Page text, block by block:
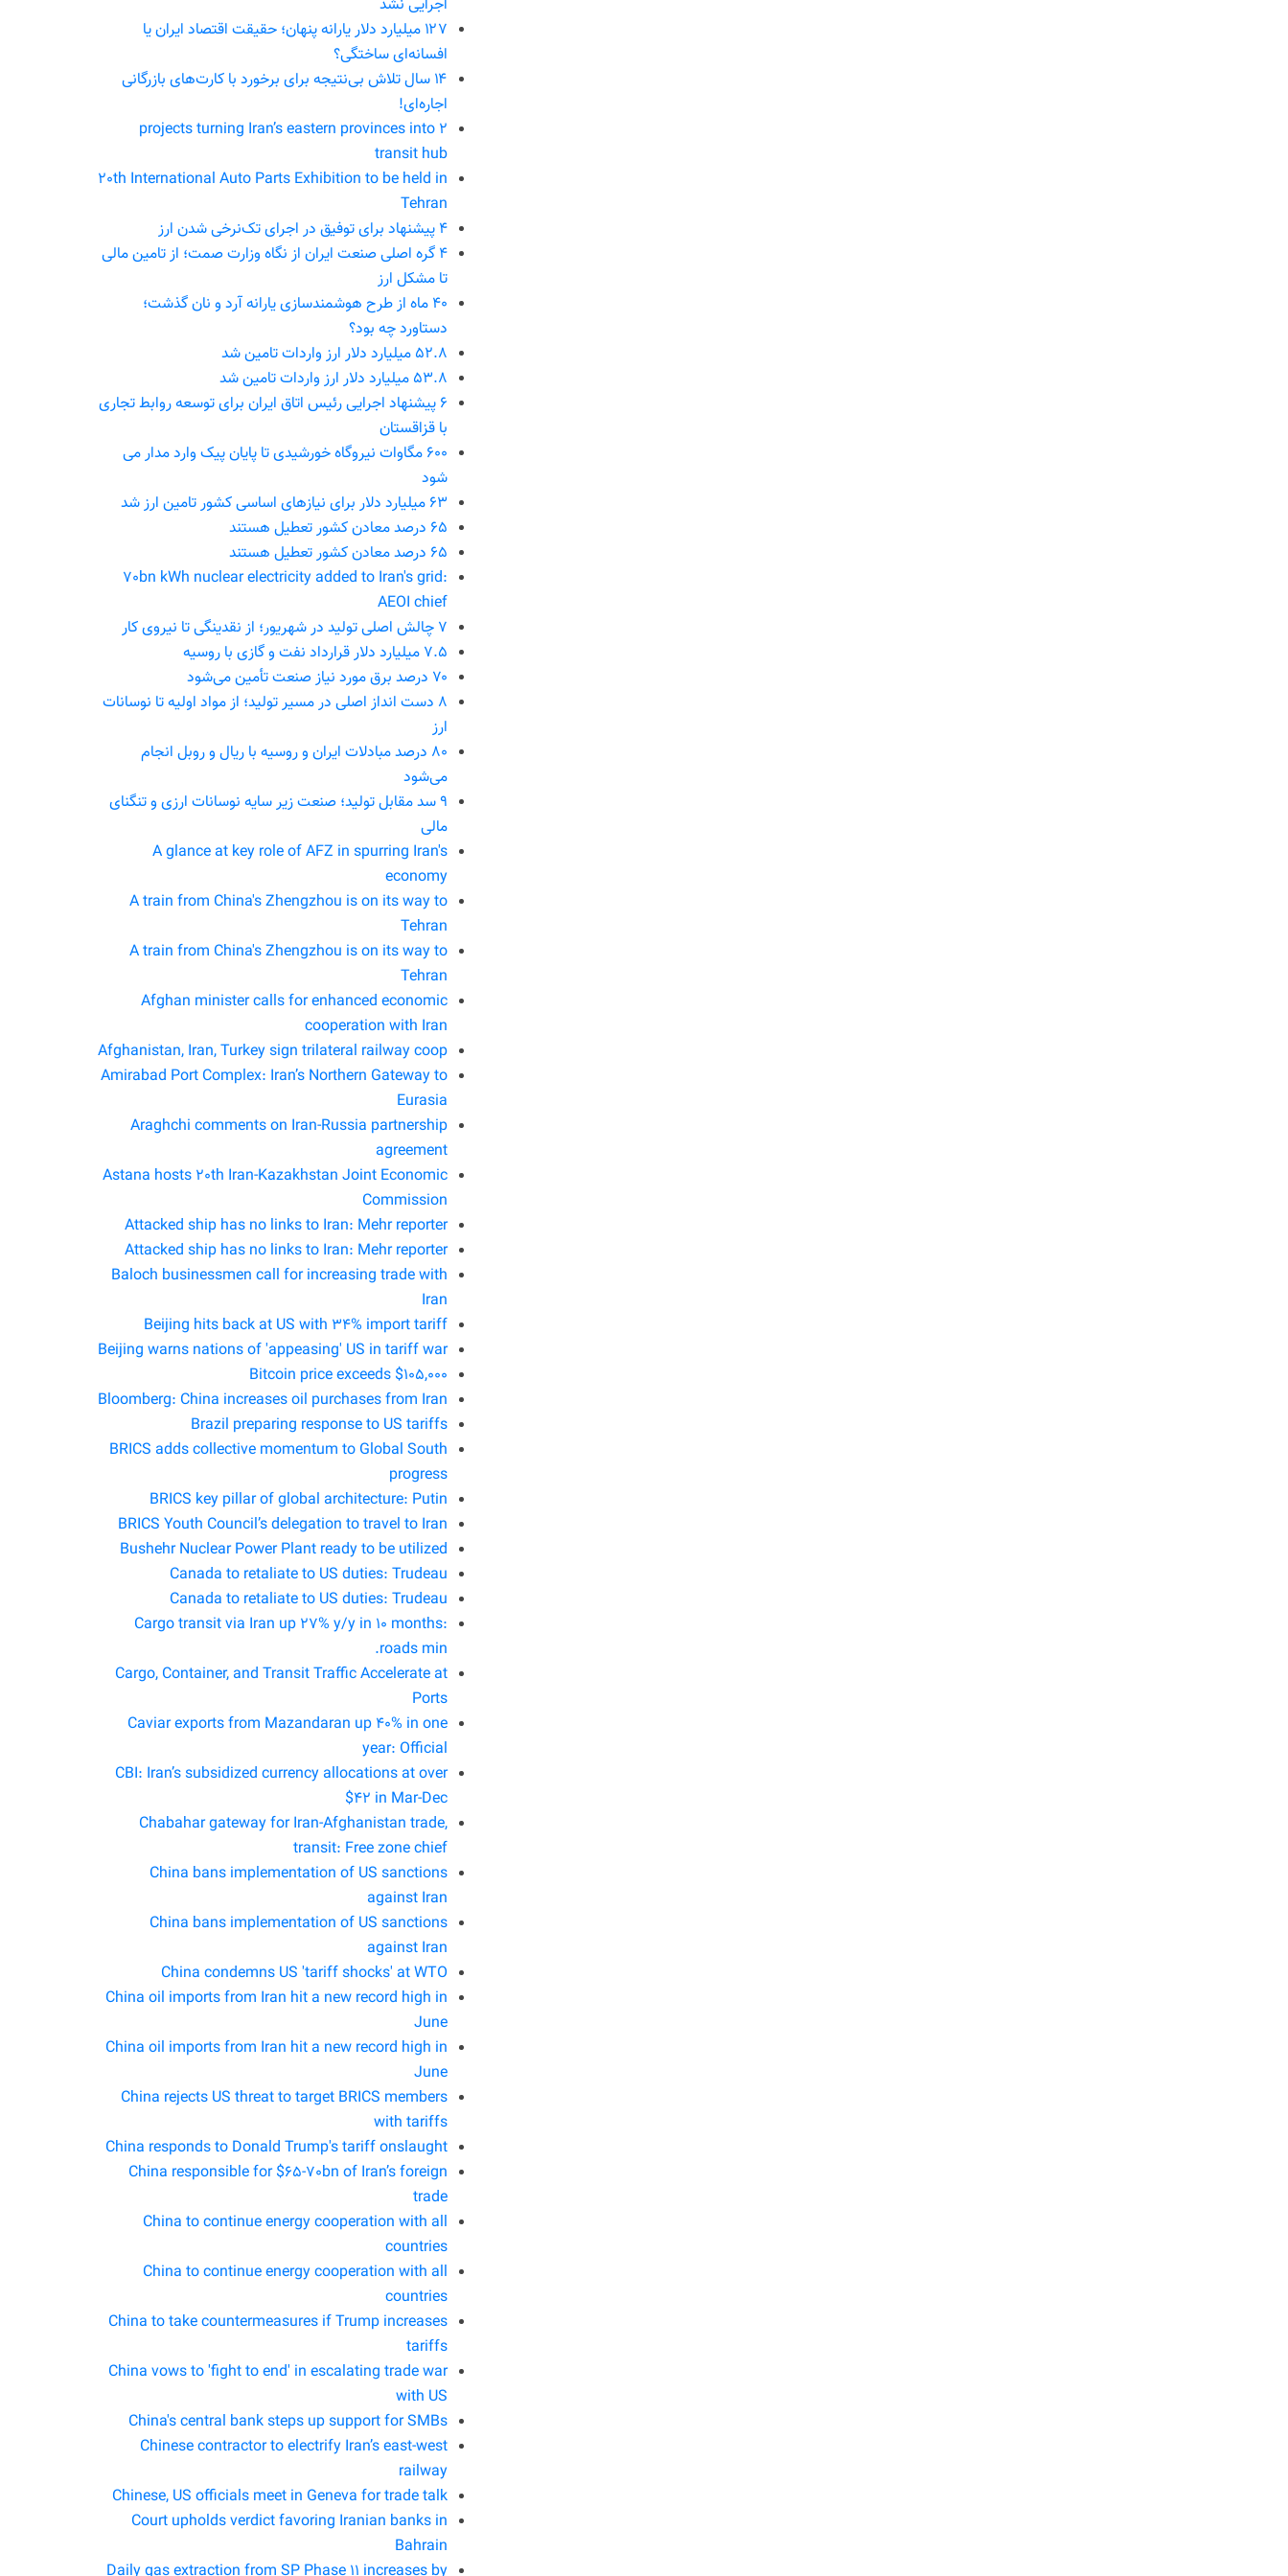
اجرایی نشد
۱۲۷ میلیارد دلار یارانه پنهان؛ حقیقت اقتصاد ایران یا
افسانه‌ای ساختگی؟
۱۴ سال تلاش بی‌نتیجه برای برخورد با کارت‌های بازرگانی
اجاره‌ای!
2 projects turning Iran’s eastern provinces into
transit hub
20th International Auto Parts Exhibition to be held in
Tehran
۴ پیشنهاد برای توفیق در اجرای تک‌نرخی شدن ارز
۴ گره اصلی صنعت ایران از نگاه وزارت صمت؛ از تامین مالی
تا مشکل ارز
۴۰ ماه از طرح هوشمندسازی یارانه آرد و نان گذشت؛
دستاورد چه بود؟
۵۲.۸ میلیارد دلار ارز واردات تامین شد
۵۳.۸ میلیارد دلار ارز واردات تامین شد
۶ پیشنهاد اجرایی رئیس اتاق ایران برای توسعه روابط تجاری
با قزاقستان
۶۰۰ مگاوات نیروگاه خورشیدی تا پایان پیک وارد مدار می
شود
۶۳ میلیارد دلار برای نیازهای اساسی کشور تامین ارز شد
۶۵ درصد معادن کشور تعطیل هستند
۶۵ درصد معادن کشور تعطیل هستند
70bn kWh nuclear electricity added to Iran's grid:
AEOI chief
۷ چالش اصلی تولید در شهریور؛ از نقدینگی تا نیروی کار
۷.۵ میلیارد دلار قرارداد نفت و گازی با روسیه
۷۰ درصد برق مورد نیاز صنعت تأمین می‌شود
۸ دست انداز اصلی در مسیر تولید؛ از مواد اولیه تا نوسانات
ارز
۸۰ درصد مبادلات ایران و روسیه با ریال و روبل انجام
می‌شود
۹ سد مقابل تولید؛ صنعت زیر سایه نوسانات ارزی و تنگنای
مالی
A glance at key role of AFZ in spurring Iran's
economy
A train from China's Zhengzhou is on its way to
Tehran
A train from China's Zhengzhou is on its way to
Tehran
Afghan minister calls for enhanced economic
cooperation with Iran
Afghanistan, Iran, Turkey sign trilateral railway coop
Amirabad Port Complex: Iran’s Northern Gateway to
Eurasia
Araghchi comments on Iran-Russia partnership
agreement
Astana hosts 20th Iran-Kazakhstan Joint Economic
Commission
Attacked ship has no links to Iran: Mehr reporter
Attacked ship has no links to Iran: Mehr reporter
Baloch businessmen call for increasing trade with
Iran
Beijing hits back at US with 34% import tariff
Beijing warns nations of 'appeasing' US in tariff war
Bitcoin price exceeds $105,000
Bloomberg: China increases oil purchases from Iran
Brazil preparing response to US tariffs
BRICS adds collective momentum to Global South
progress
BRICS key pillar of global architecture: Putin
BRICS Youth Council’s delegation to travel to Iran
Bushehr Nuclear Power Plant ready to be utilized
Canada to retaliate to US duties: Trudeau
Canada to retaliate to US duties: Trudeau
Cargo transit via Iran up 27% y/y in 10 months:
roads min.
Cargo, Container, and Transit Traffic Accelerate at
Ports
Caviar exports from Mazandaran up 40% in one
year: Official
CBI: Iran’s subsidized currency allocations at over
$42 in Mar-Dec
Chabahar gateway for Iran-Afghanistan trade,
transit: Free zone chief
China bans implementation of US sanctions
against Iran
China bans implementation of US sanctions
against Iran
China condemns US 'tariff shocks' at WTO
China oil imports from Iran hit a new record high in
June
China oil imports from Iran hit a new record high in
June
China rejects US threat to target BRICS members
with tariffs
China responds to Donald Trump's tariff onslaught
China responsible for $65-70bn of Iran’s foreign
trade
China to continue energy cooperation with all
countries
China to continue energy cooperation with all
countries
China to take countermeasures if Trump increases
tariffs
China vows to 'fight to end' in escalating trade war
with US
China's central bank steps up support for SMBs
Chinese contractor to electrify Iran’s east-west
railway
Chinese, US officials meet in Geneva for trade talk
Court upholds verdict favoring Iranian banks in
Bahrain